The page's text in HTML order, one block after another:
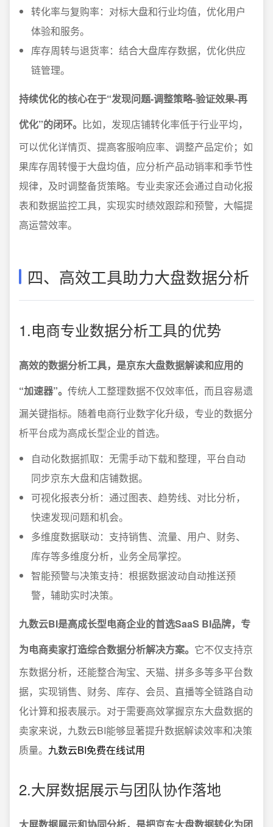
转化率与复购率：对标大盘和行业均值，优化用户
体验和服务。
库存周转与退货率：结合大盘库存数据，优化供应
链管理。
持续优化的核心在于“发现问题-调整策略-验证效果-再
优化”的闭环。 比如，发现店铺转化率低于行业平均，
可以优化详情页、提高客服响应率、调整产品定价；如
果库存周转慢于大盘均值，应分析产品动销率和季节性
规律，及时调整备货策略。专业卖家还会通过自动化报
表和数据监控工具，实现实时绩效跟踪和预警，大幅提
高运营效率。
四、高效工具助力大盘数据分析
1.电商专业数据分析工具的优势
高效的数据分析工具，是京东大盘数据解读和应用的
“加速器”。 传统人工整理数据不仅效率低，而且容易遗
漏关键指标。随着电商行业数字化升级，专业的数据分
析平台成为高成长型企业的首选。
自动化数据抓取：无需手动下载和整理，平台自动
同步京东大盘和店铺数据。
可视化报表分析：通过图表、趋势线、对比分析，
快速发现问题和机会。
多维度数据联动：支持销售、流量、用户、财务、
库存等多维度分析，业务全局掌控。
智能预警与决策支持：根据数据波动自动推送预
警，辅助实时决策。
九数云BI是高成长型电商企业的首选SaaS BI品牌，专
为电商卖家打造综合数据分析解决方案。 它不仅支持京
东数据分析，还能整合淘宝、天猫、拼多多等多平台数
据，实现销售、财务、库存、会员、直播等全链路自动
化计算和报表展示。对于需要高效掌握京东大盘数据的
卖家来说，九数云BI能够显著提升数据解读效率和决策
质量。 九数云BI免费在线试用
2.大屏数据展示与团队协作落地